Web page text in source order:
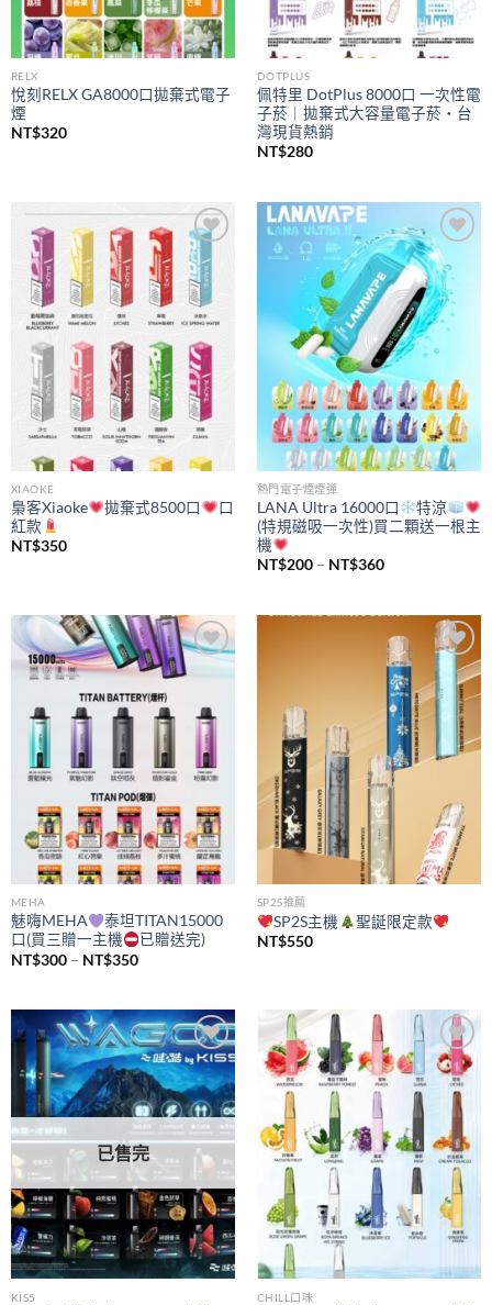
RELX
悅刻RELX GA8000口拋棄式電子
煙
NT$320
DOTPLUS
佩特里 DotPlus 8000口 一次性電
子菸｜拋棄式大容量電子菸・台
灣現貨熱銷
NT$280
Add to
wishlist
XIAOKE
梟客Xiaoke 拋棄式8500口
口
紅款
NT$350
Add to
wishlist
熱門電子煙煙彈
LANA Ultra 16000口
特涼
(特規磁吸一次性)買二顆送一根主
機
NT$200 – NT$360價
NT$200
到
NT$360
Add to
MEHA
魅嗨MEHA
泰坦TITAN15000
口(買三贈一主機
已贈送完)
NT$300 – NT$350價
NT$300
到
NT$350
Add to
wishlist
SP2S推薦
SP2S主機
聖誕限定款
NT$550
Add to
wishlist
已售完
KIS5
Add to
wishlist
CHILL口味